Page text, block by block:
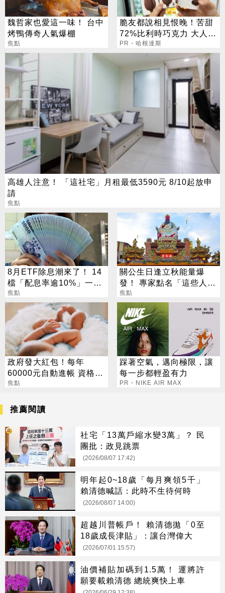
魏哲家也愛這一味！ 台中
烤鴨傳奇人氣爆棚
焦點
脆友都說相見恨晚！苦甜
72%比利時巧克力 大人味
爆紅！
PR・哈根達斯
高雄人注意！ 「這社宅」月租最低3590元 8/10起放申
請
焦點
8月ETF除息潮來了！ 14
檔「配息率逾10%」一次
看
焦點
關公生日逢立秋能量爆
發！ 專家點名「這些人」
別亂拜
焦點
政府發大紅包！每年
60000元自動進帳 資格一
次看
焦點
踩著空氣，邁向極限，讓
每一步都輕盈有力
PR・NIKE AIR MAX
推薦閱讀
社宅「13萬戶縮水變3萬」？ 民
團批：政見跳票
(2026/08/07 17:42)
明年起0~18歲「每月爽領5千」
賴清德喊話：此時不生待何時
(2026/08/07 14:00)
超越川普帳戶！ 賴清德拋「0至
18歲成長津貼」：讓台灣偉大
(2026/07/01 15:57)
油價補貼加碼到1.5萬！ 運將許
願要載賴清德 總統爽快上車